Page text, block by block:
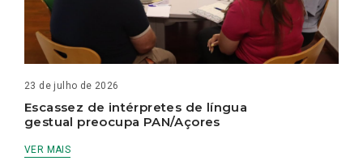
23 de julho de 2026
Escassez de intérpretes de língua
gestual preocupa PAN/Açores
VER MAIS